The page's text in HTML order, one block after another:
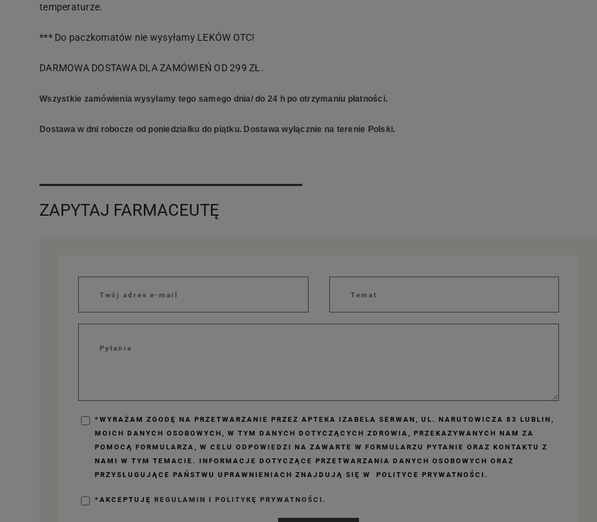
temperaturze.
*** Do paczkomatów nie wysyłamy LEKÓW OTC!
DARMOWA DOSTAWA DLA ZAMÓWIEŃ OD 299 ZŁ.
Wszystkie zamówienia wysyłamy tego samego dnia/ do 24 h po otrzymaniu płatności.
Dostawa w dni robocze od poniedziałku do piątku. Dostawa wyłącznie na terenie Polski.
ZAPYTAJ FARMACEUTĘ
*WYRAŻAM ZGODĘ NA PRZETWARZANIE PRZEZ APTEKA IZABELA SERWAN, UL. NARUTOWICZA 83 LUBLIN,
MOICH DANYCH OSOBOWYCH, W TYM DANYCH DOTYCZĄCYCH ZDROWIA, PRZEKAZYWANYCH NAM ZA
POMOCĄ FORMULARZA, W CELU ODPOWIEDZI NA ZAWARTE W FORMULARZU PYTANIE ORAZ KONTAKTU Z
NAMI W TYM TEMACIE. INFORMACJE DOTYCZĄCE PRZETWARZANIA DANYCH OSOBOWYCH ORAZ
PRZYSŁUGUJĄCE PAŃSTWU UPRAWNIENIACH ZNAJDUJĄ SIĘ W POLITYCE PRYWATNOŚCI.
*AKCEPTUJĘ REGULAMIN I POLITYKĘ PRYWATNOŚCI.